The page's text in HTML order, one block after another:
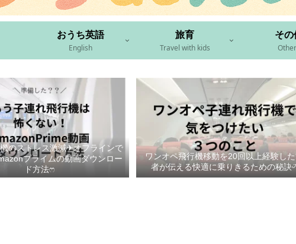
おうち英語
English
旅育
Travel with kids
その
のストレス激減✈︎オフラインで
プライムの動画ダウンロー
ド方法ෆ ‬
ワンオペ飛行機移動を20回以上経験し
者が伝える快適に乗りきるための秘訣